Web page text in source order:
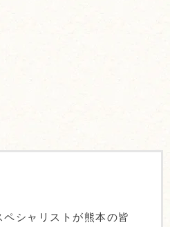
シャリストが熊本の皆